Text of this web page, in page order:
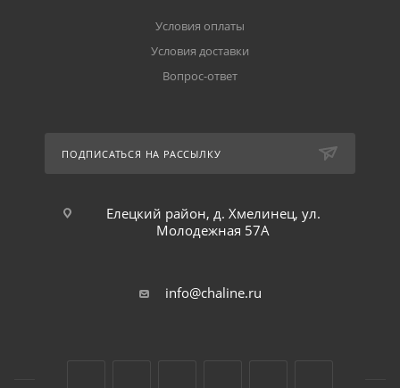
Условия оплаты
Условия доставки
Вопрос-ответ
ПОДПИСАТЬСЯ НА РАССЫЛКУ
Елецкий район, д. Хмелинец, ул.
Молодежная 57А
info@chaline.ru